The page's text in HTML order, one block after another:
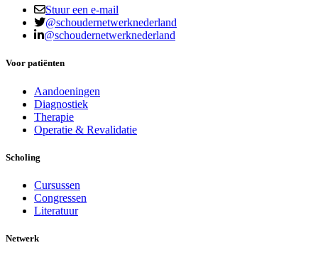
Stuur een e-mail
@schoudernetwerknederland
@schoudernetwerknederland
Voor patiënten
Aandoeningen
Diagnostiek
Therapie
Operatie & Revalidatie
Scholing
Cursussen
Congressen
Literatuur
Netwerk